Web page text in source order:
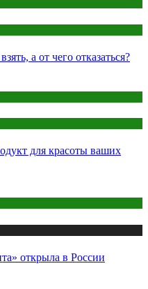
а от чего отказаться?
для красоты ваших
открыла в России